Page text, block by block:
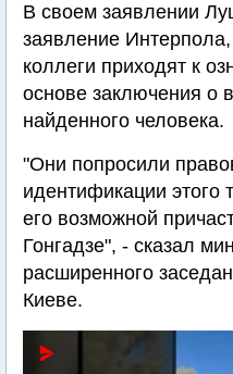
В своем заявлении
заявление
коллеги приходят к
основе заключения о
найденного человека.
"Они попросили
идентификации этого
его возможной
Гонгадзе", - сказал
расширенного
Киеве.